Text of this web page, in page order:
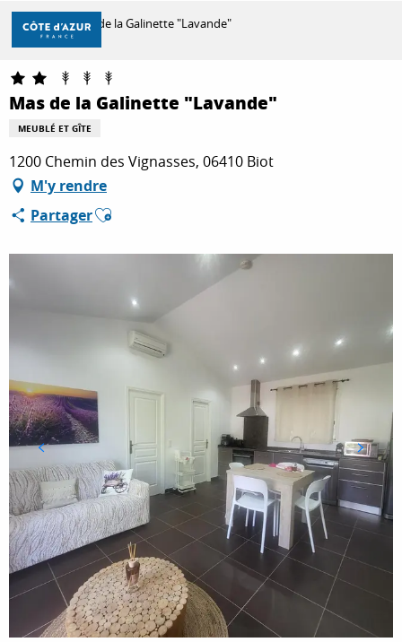
Aller
contenu
principal
DÉCOUVRIR
À FAIRE
SÉJOURNER
Accueil Mas de la Galinette "Lavande"
Mas de la Galinette "Lavande"
MEUBLÉ ET GÎTE
1200 Chemin des Vignasses, 06410 Biot
M'y rendre
PartagerAjouter aux favoris